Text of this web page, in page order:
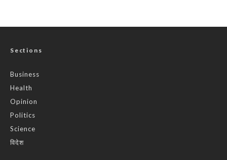
Sections
Business
Health
Opinion
Politics
Science
विदेश